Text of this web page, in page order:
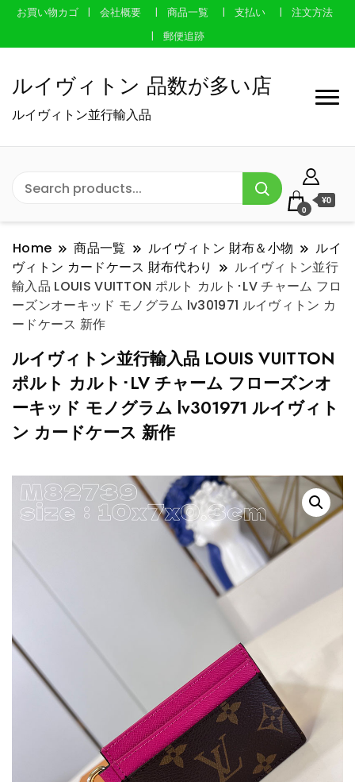
お買い物カゴ 会社概要 商品一覧 支払い
注文方法
郵便追跡
ルイヴィトン 品数が多い店
ルイヴィトン並行輸入品
0
¥0
Home 商品一覧 ルイヴィトン 財布＆小物
ルイ
ヴィトン カードケース 財布代わり
ルイヴィトン並行
輸入品 LOUIS VUITTON ポルト カルト･LV チャーム フロ
ーズンオーキッド モノグラム lv301971 ルイヴィトン カ
ードケース 新作
ルイヴィトン並行輸入品 LOUIS VUITTON
ポルト カルト･LV チャーム フローズンオ
ーキッド モノグラム lv301971 ルイヴィト
ン カードケース 新作